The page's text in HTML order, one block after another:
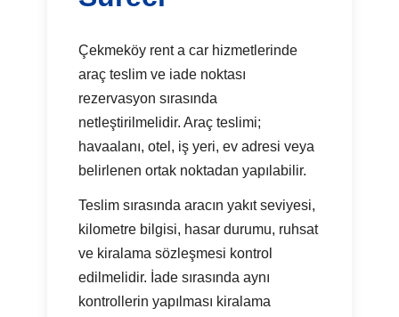
Çekmeköy rent a car hizmetlerinde
araç teslim ve iade noktası
rezervasyon sırasında
netleştirilmelidir. Araç teslimi;
havaalanı, otel, iş yeri, ev adresi veya
belirlenen ortak noktadan yapılabilir.
Teslim sırasında aracın yakıt seviyesi,
kilometre bilgisi, hasar durumu, ruhsat
ve kiralama sözleşmesi kontrol
edilmelidir. İade sırasında aynı
kontrollerin yapılması kiralama